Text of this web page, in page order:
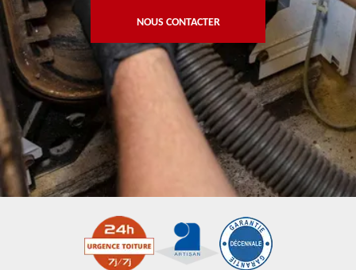
NOUS CONTACTER